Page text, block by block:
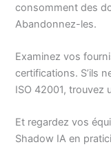
consomment des
Abandonnez-les.
Examinez vos
certifications. S’ils
ISO 42001, trouvez
Et regardez vos
Shadow IA en